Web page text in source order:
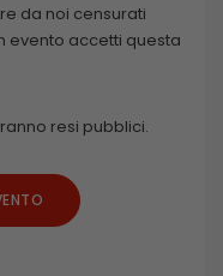
da noi censurati
evento accetti questa
resi pubblici.